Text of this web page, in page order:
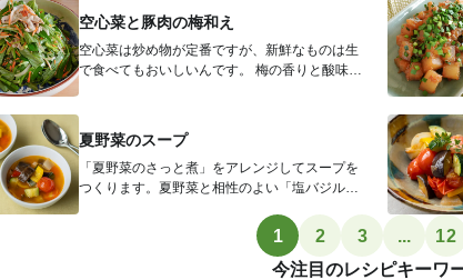
空心菜と豚肉の梅和え
空心菜は炒め物が定番ですが、新鮮なものは生
で食べてもおいしいんです。 梅の香りと酸味、
夏野菜のスープ
「夏野菜のさっと煮」をアレンジしてスープを
つくります。夏野菜と相性のよい「塩バジル」
1 2 3 ...
12
今注目のレシピキーワ